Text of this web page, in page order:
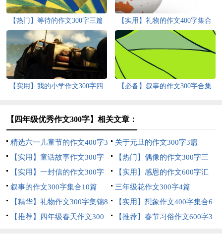
【热门】等待的作文300字三篇
【实用】礼物的作文400字集合
【实用】我的小学作文300字四
【必备】叙事的作文300字合集
【四年级优秀作文300字】相关文章：
精选六一儿童节的作文400字3
篇
关于元旦的作文300字3篇
【实用】童话故事作文300字
集合8篇
【热门】偶像的作文300字三
篇
【实用】一封信的作文300字
合集7篇
【实用】感恩的作文600字汇
总8篇
叙事的作文300字集合10篇
三年级花作文300字4篇
【精华】礼物作文300字集锦8
篇
【实用】想象作文400字集合6
篇
【推荐】四年级春天作文300
【推荐】春节习俗作文600字3